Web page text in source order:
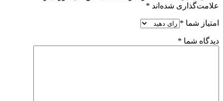
علامت‌گذاری شده‌اند *
امتیاز شما *
دیدگاه شما *